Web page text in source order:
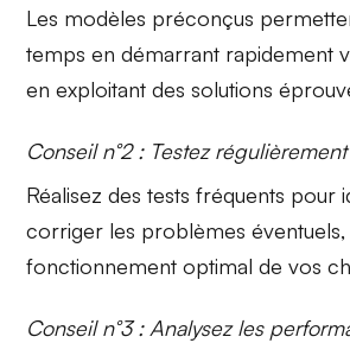
Les modèles préconçus
temps en démarrant rapidement
en exploitant des solutions
Conseil n°2 : Testez régulièrement
Réalisez destests fréquents pour
corriger les problèmes éventuels,
fonctionnement optimal de vos
Conseil n°3 : Analysez les